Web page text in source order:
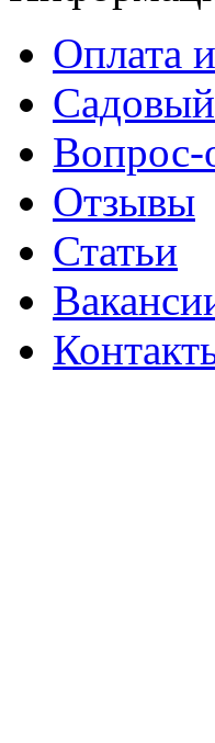
Оплата
Вопрос-
Отзывы
Статьи